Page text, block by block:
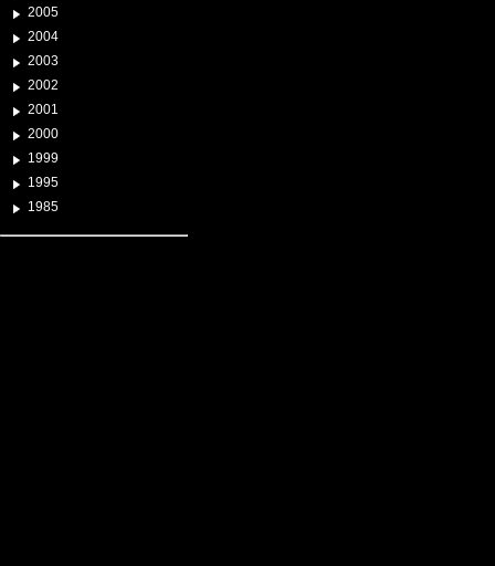
2005
2004
2003
2002
2001
2000
1999
1995
1985